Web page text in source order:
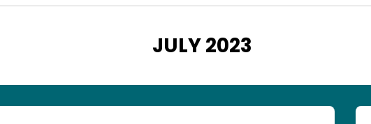
MONTH
:
JULY 2023